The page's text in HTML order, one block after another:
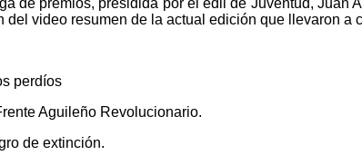
de premios, presidida por el edil de Juventud, Juan
del video resumen de la actual edición que llevaron a
perdíos
Aguileño Revolucionario.
de extinción.